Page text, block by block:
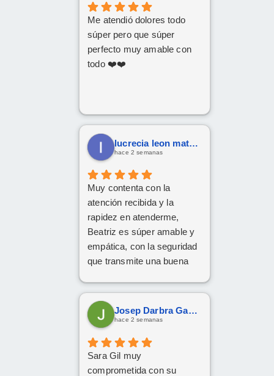
las preguntas que le e
Una atención fantástica
Me atendió dolores todo
súper pero que súper
perfecto muy amable con
todo ❤️❤️
lucrecia leon mateos
hace 2 semanas
Muy contenta con la
atención recibida y la
rapidez en atenderme,
Beatriz es súper amable y
empática, con la seguridad
que transmite una buena
Gracias x todo.
Josep Darbra Gaset
hace 2 semanas
Sara Gil muy
comprometida con su